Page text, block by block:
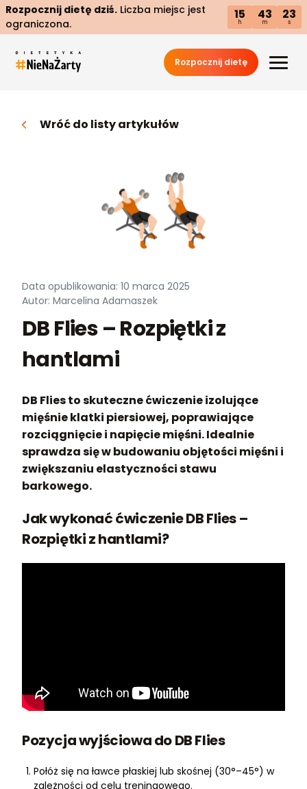
Rozpocznij dietę dziś. Liczba miejsc jest
ograniczona.
15
h
43
m
22
s
Rozpocznij dietę
Wróć do listy artykułów
Data opublikowania: 10 marca 2025
Autor: Marcelina Adamaszek
DB Flies – Rozpiętki z
hantlami
DB Flies to skuteczne ćwiczenie izolujące
mięśnie klatki piersiowej, poprawiające
rozciągnięcie i napięcie mięśni. Idealnie
sprawdza się w budowaniu objętości mięśni i
zwiększaniu elastyczności stawu
barkowego.
Jak wykonać ćwiczenie DB Flies –
Rozpiętki z hantlami?
Pozycja wyjściowa do DB Flies
Połóż się na ławce płaskiej lub skośnej (30°–45°) w
zależności od celu treningowego.